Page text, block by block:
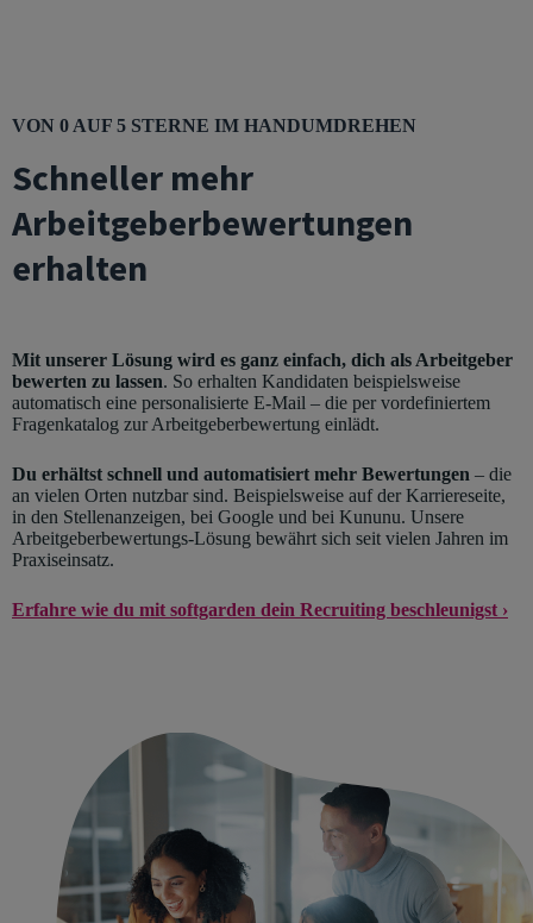
VON 0 AUF 5 STERNE IM HANDUMDREHEN
Schneller mehr
Arbeitgeberbewertungen
erhalten
Mit unserer Lösung wird es ganz einfach, dich als Arbeitgeber
bewerten zu lassen. So erhalten Kandidaten beispielsweise
automatisch eine personalisierte E-Mail – die per vordefiniertem
Fragenkatalog zur Arbeitgeberbewertung einlädt.
Du erhältst schnell und automatisiert mehr Bewertungen – die
an vielen Orten nutzbar sind. Beispielsweise auf der Karriereseite,
in den Stellenanzeigen, bei Google und bei Kununu. Unsere
Arbeitgeberbewertungs-Lösung bewährt sich seit vielen Jahren im
Praxiseinsatz.
Erfahre wie du mit softgarden dein Recruiting beschleunigst ›